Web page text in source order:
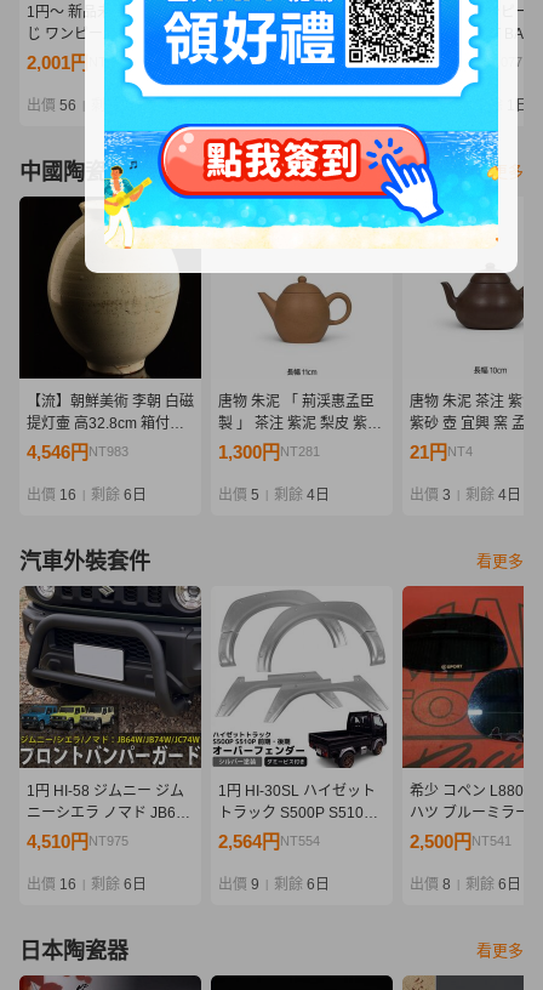
1円〜 新品未開封 一番く
じ ワンピース エルバフ編
GIANT BASH!! Vol.2 B賞
サンジ MASTERLISE
EXPIECE フィギュア
2,001円 NT433
出價 56 6 時
【激レア】ワンピース ボ
ア・ハンコック セラフィ
ムVer. 1/4 GK ガレージキ
ット フィギュア 樹脂スタ
チュー 龍×POP Studio
9,751円NT2,110
一番くじ ワンピー
バフ編 GIANT
Vol.2 D賞 ブロギー
MASTERLISE
箱のみ
9,600円NT2,077
1日
中國陶瓷器 看更多
【流】朝鮮美術 李朝 白磁
提灯壷 高32.8cm 箱付
LF270
4,546円 NT983
出價 16 剩餘 6日
唐物 朱泥 「 荊渓惠孟臣
製 」 茶注 紫泥 梨皮 紫砂
壺 宜興 窯 孟臣 紫砂 壷 急
蛮 鉄瓶 長幅11㎝
1,300円 NT281
出價 5 剩餘 4日
唐物 朱泥 茶注 紫泥
紫砂 壺 宜興 窯 孟
壷 急須 煎茶 道具
21円 NT4
出價 3 剩餘 4日
汽車外裝套件 看更多
1円 HI-58 ジムニー ジム
ニーシエラ ノマド JB64
JB74 JC74 フロントバン
しし狩りバンパー カスタ
4,510円 NT975
出價 16 剩餘 6日
1円 HI-30SL ハイゼット
トラック S500P S510P
オーバーフェンダー 6枚
ス付き 軽トラック フェン
2,564円 NT554
出價 9 剩餘 6日
希少 コペン L880K
ハツ ブルーミラー
SPORT DSPORT
2,500円 NT541
出價 8 剩餘 6日
日本陶瓷器 看更多